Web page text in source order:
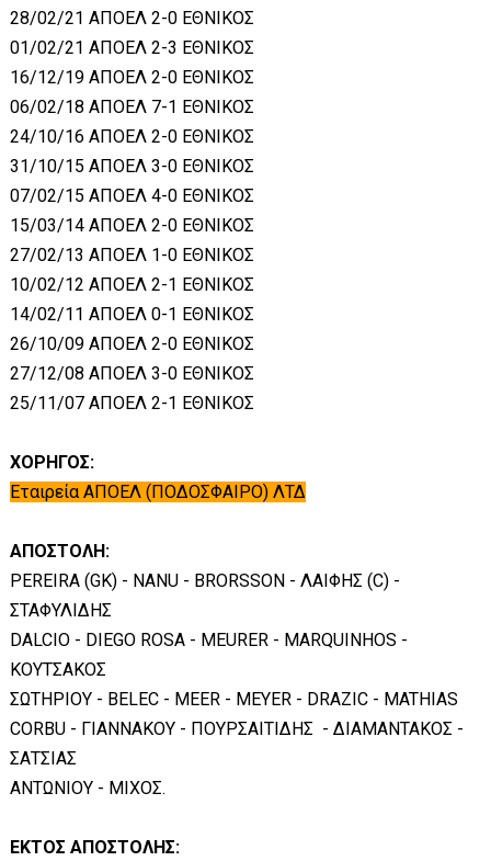
28/02/21 ΑΠΟΕΛ 2-0 ΕΘΝΙΚΟΣ
01/02/21 ΑΠΟΕΛ 2-3 ΕΘΝΙΚΟΣ
16/12/19 ΑΠΟΕΛ 2-0 ΕΘΝΙΚΟΣ
06/02/18 ΑΠΟΕΛ 7-1 ΕΘΝΙΚΟΣ
24/10/16 ΑΠΟΕΛ 2-0 ΕΘΝΙΚΟΣ
31/10/15 ΑΠΟΕΛ 3-0 ΕΘΝΙΚΟΣ
07/02/15 ΑΠΟΕΛ 4-0 ΕΘΝΙΚΟΣ
15/03/14 ΑΠΟΕΛ 2-0 ΕΘΝΙΚΟΣ
27/02/13 ΑΠΟΕΛ 1-0 ΕΘΝΙΚΟΣ
10/02/12 ΑΠΟΕΛ 2-1 ΕΘΝΙΚΟΣ
14/02/11 ΑΠΟΕΛ 0-1 ΕΘΝΙΚΟΣ
26/10/09 ΑΠΟΕΛ 2-0 ΕΘΝΙΚΟΣ
27/12/08 ΑΠΟΕΛ 3-0 ΕΘΝΙΚΟΣ
25/11/07 ΑΠΟΕΛ 2-1 ΕΘΝΙΚΟΣ
ΧΟΡΗΓΟΣ:
Εταιρεία ΑΠΟΕΛ (ΠΟΔΟΣΦΑΙΡΟ) ΛΤΔ
ΑΠΟΣΤΟΛΗ:
PEREIRA (GK) - NANU - BRORSSON - ΛΑΙΦΗΣ (C) -
ΣΤΑΦΥΛΙΔΗΣ
DALCIO - DIEGO ROSA - MEURER - MARQUINHOS -
ΚΟΥΤΣΑΚΟΣ
ΣΩΤΗΡΙΟΥ - BELEC - MEER - MEYER - DRAZIC - MATHIAS
CORBU - ΓΙΑΝΝΑΚΟΥ - ΠΟΥΡΣΑΙΤΙΔΗΣ - ΔΙΑΜΑΝΤΑΚΟΣ -
ΣΑΤΣΙΑΣ
ΑΝΤΩΝΙΟΥ - ΜΙΧΟΣ.
ΕΚΤΟΣ ΑΠΟΣΤΟΛΗΣ: